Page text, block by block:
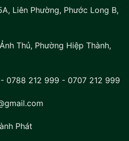
Liên Phường, Phước Long B,
Thủ, Phường Hiệp Thành,
- 0788 212 999 - 0707 212 999
Phát